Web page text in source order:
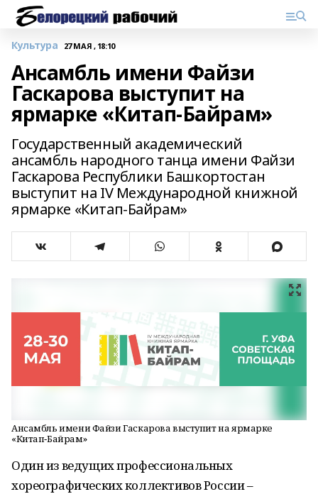
Культура 27 МАЯ , 18:10
Ансамбль имени Файзи
Гаскарова выступит на
ярмарке «Китап‑Байрам»
Государственный академический
ансамбль народного танца имени Файзи
Гаскарова Республики Башкортостан
выступит на IV Международной книжной
ярмарке «Китап‑Байрам»
Ансамбль имени Файзи Гаскарова выступит на ярмарке
«Китап‑Байрам»
Один из ведущих профессиональных
хореографических коллективов России –